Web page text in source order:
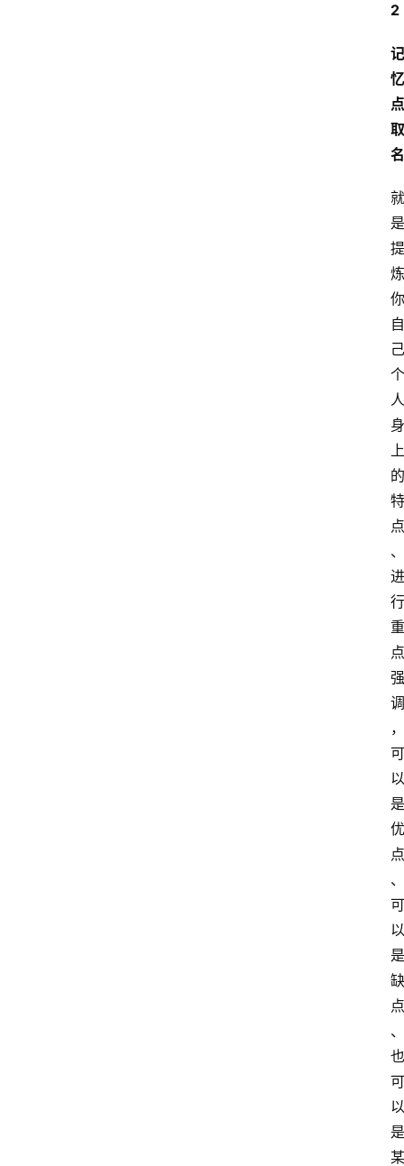
2
记
忆
点
取
名
就
是
提
炼
你
自
己
个
人
身
上
的
特
点
、
进
行
重
点
强
调
，
可
以
是
优
点
、
可
以
是
缺
点
、
也
可
以
是
某